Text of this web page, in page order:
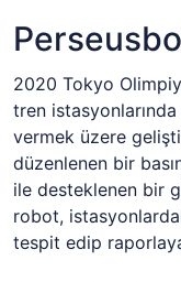
2020 Tokyo
tren
vermek üzere
düzenlenen bir
ile desteklenen bir
robot,
tespit edip